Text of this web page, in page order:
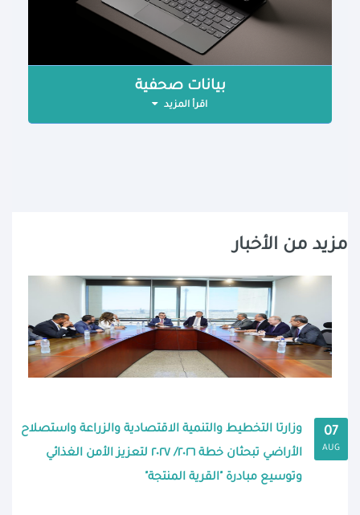
بيانات صحفية
اقرأ المزيد
مزيد من الأخبار
07
AUG
وزارتا التخطيط والتنمية الاقتصادية والزراعة واستصلاح
الأراضي تبحثان خطة ٢٠٢٦/ ٢٠٢٧ لتعزيز الأمن الغذائي
وتوسيع مبادرة "القرية المنتجة"